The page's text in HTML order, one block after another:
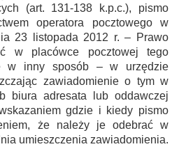
(art. 131-138 k.p.c.), pismo
operatora pocztowego w
23 listopada 2012 r. – Prawo
w placówce pocztowej tego
w inny sposób – w urzędzie
zawiadomienie o tym w
biura adresata lub oddawczej
gdzie i kiedy pismo
że należy je odebrać w
umieszczenia zawiadomienia.